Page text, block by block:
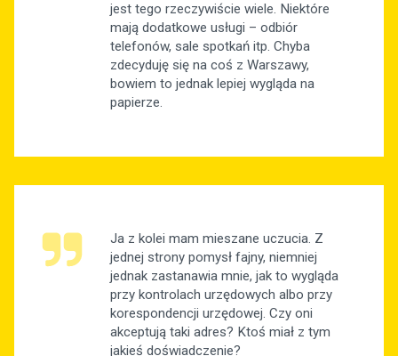
jest tego rzeczywiście wiele. Niektóre
mają dodatkowe usługi – odbiór
telefonów, sale spotkań itp. Chyba
zdecyduję się na coś z Warszawy,
bowiem to jednak lepiej wygląda na
papierze.
Ja z kolei mam mieszane uczucia. Z
jednej strony pomysł fajny, niemniej
jednak zastanawia mnie, jak to wygląda
przy kontrolach urzędowych albo przy
korespondencji urzędowej. Czy oni
akceptują taki adres? Ktoś miał z tym
jakieś doświadczenie?